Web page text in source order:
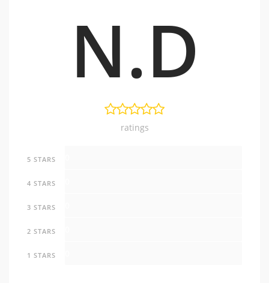
N.D
ratings
5 STARS
4 STARS
3 STARS
2 STARS
1 STARS